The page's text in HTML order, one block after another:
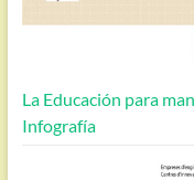
La Educación para
Infografía